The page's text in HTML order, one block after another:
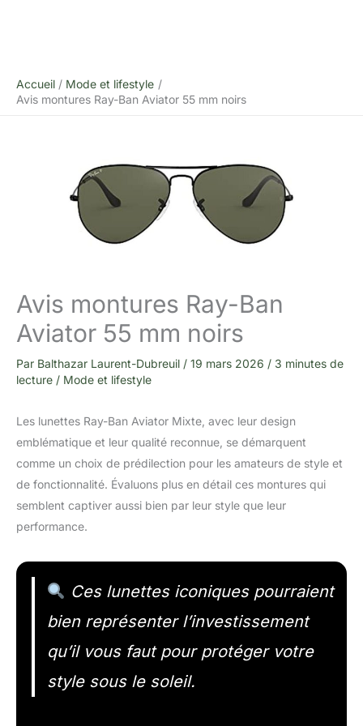
Accueil
Mode et lifestyle
Avis montures Ray-Ban Aviator 55 mm noirs
Avis montures Ray-Ban
Aviator 55 mm noirs
Par Balthazar Laurent-Dubreuil / 19 mars 2026 / 3 minutes de
lecture / Mode et lifestyle
Les lunettes Ray-Ban Aviator Mixte, avec leur design
emblématique et leur qualité reconnue, se démarquent
comme un choix de prédilection pour les amateurs de style et
de fonctionnalité. Évaluons plus en détail ces montures qui
semblent captiver aussi bien par leur style que leur
performance.
Ces lunettes iconiques pourraient
bien représenter l’investissement
qu’il vous faut pour protéger votre
style sous le soleil.